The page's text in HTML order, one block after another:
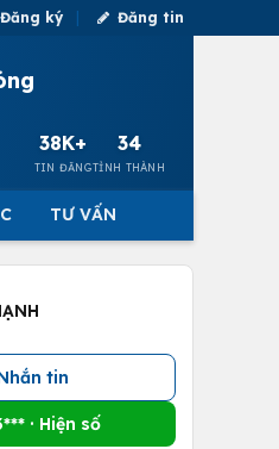
Đăng ký Đăng tin
38K+
TIN ĐĂNG
34
TỈNH THÀNH
TƯ VẤN
tin
· Hiện số